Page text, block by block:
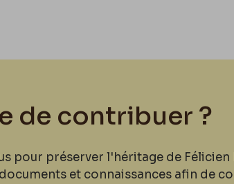
de contribuer ?
pour préserver l'héritage de Félicien
et connaissances afin de